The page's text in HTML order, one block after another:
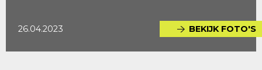
26.04.2023 BEKIJK FOTO'S